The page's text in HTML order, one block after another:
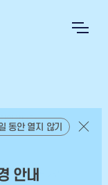
영합니다!
안내
동안 열지 않기
회원가입